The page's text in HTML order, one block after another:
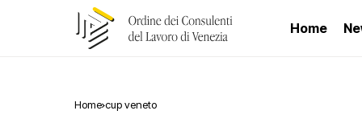
Home
Home cup veneto